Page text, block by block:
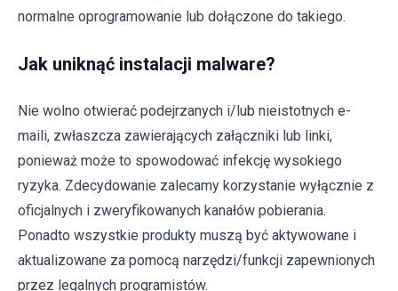
normalne oprogramowanie lub dołączone do takiego.
Jak uniknąć instalacji malware?
Nie wolno otwierać podejrzanych i/lub nieistotnych e-
maili, zwłaszcza zawierających załączniki lub linki,
ponieważ może to spowodować infekcję wysokiego
ryzyka. Zdecydowanie zalecamy korzystanie wyłącznie z
oficjalnych i zweryfikowanych kanałów pobierania.
Ponadto wszystkie produkty muszą być aktywowane i
aktualizowane za pomocą narzędzi/funkcji zapewnionych
przez legalnych programistów.